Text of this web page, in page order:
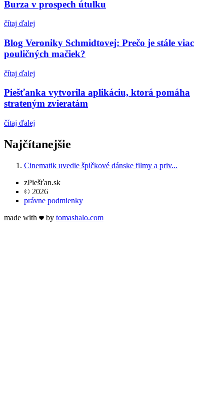
Burza v prospech útulku
čítaj ďalej
Blog Veroniky Schmidtovej: Prečo je stále viac
pouličných mačiek?
čítaj ďalej
Piešťanka vytvorila aplikáciu, ktorá pomáha
strateným zvieratám
čítaj ďalej
Najčítanejšie
Cinematik uvedie špičkové dánske filmy a priv...
zPiešťan.sk
© 2026
právne podmienky
made with
by tomashalo.com